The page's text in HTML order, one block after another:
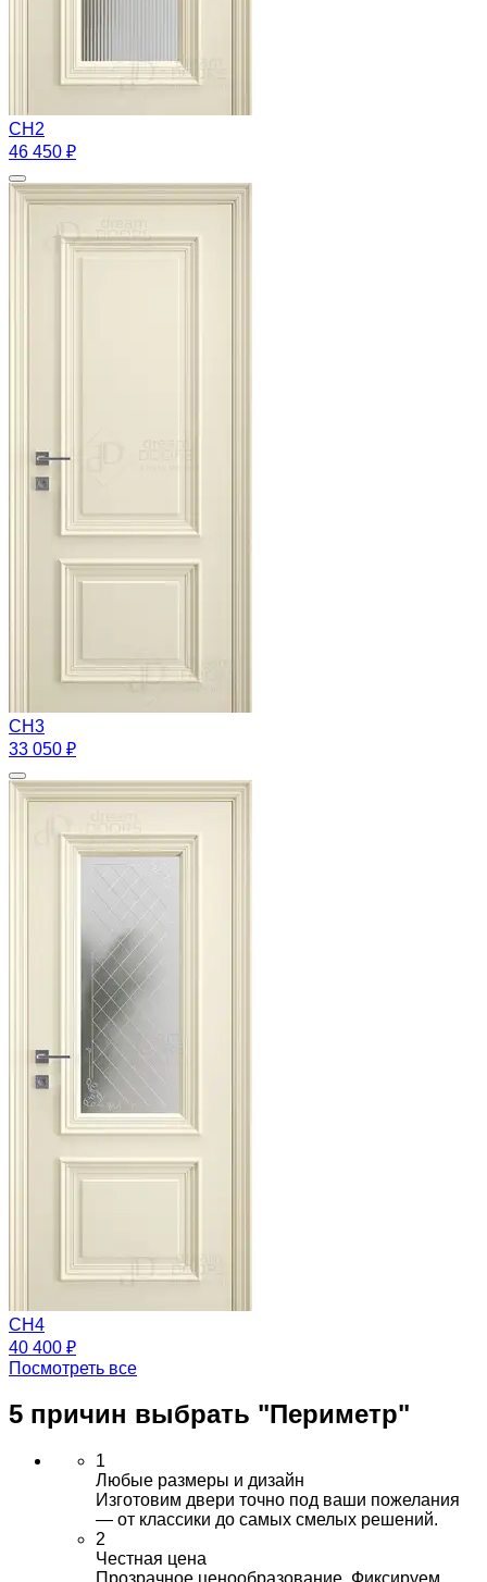
CH2
46 450 ₽
CH3
33 050 ₽
CH4
40 400 ₽
Посмотреть все
5 причин выбрать "Периметр"
1
Любые размеры и дизайн
Изготовим двери точно под ваши пожелания
— от классики до самых смелых решений.
2
Честная цена